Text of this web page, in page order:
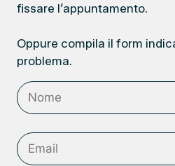
fissare l’appuntamento.
Oppure compila il form
problema.